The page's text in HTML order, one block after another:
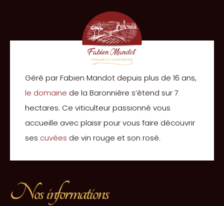
Géré par Fabien Mandot depuis plus de 16 ans,
le domaine de la Baronnière s’étend sur 7
hectares. Ce viticulteur passionné vous
accueille avec plaisir pour vous faire découvrir
ses cuvées de vin rouge et son rosé.
Nos informations